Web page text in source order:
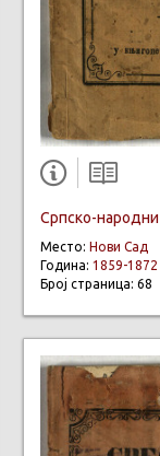
Српско-
Место: Нови Сад
Година: 1859-1872
Број страница: 68